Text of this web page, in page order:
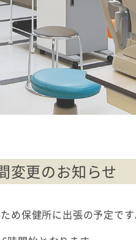
変更のお知らせ
め保健所に出張の予定です